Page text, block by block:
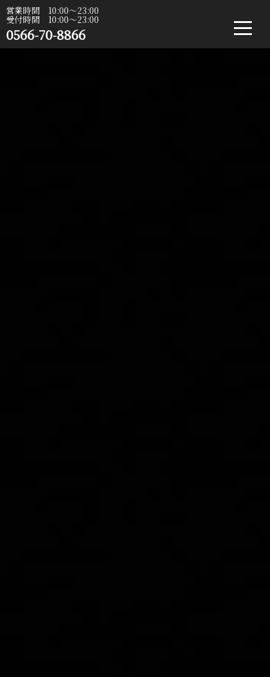
営業時間 10:00〜23:00
受付時間 10:00〜23:00
0566-70-8866